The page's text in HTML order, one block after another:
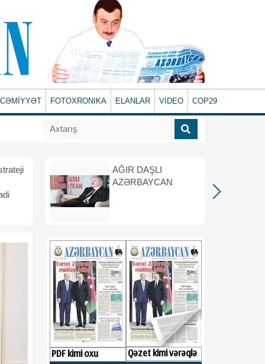
CƏMİYYƏT FOTOXRONIKA ELANLAR VİDEO COP29
AĞIR DAŞLI
AZƏRBAYCAN
PDF kimi oxu Qəzet kimi vərəqlə